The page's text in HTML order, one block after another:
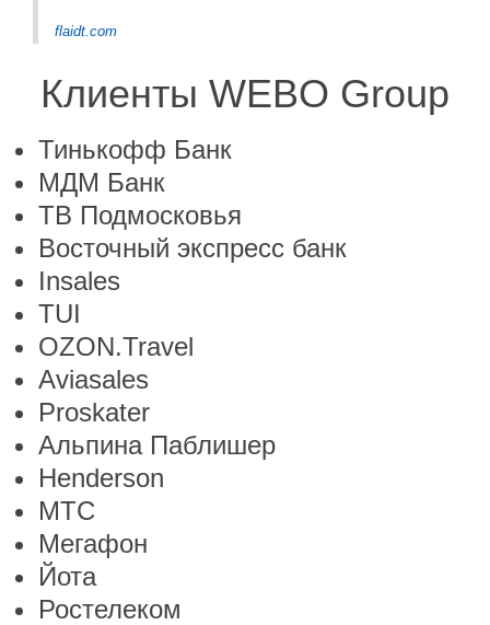
flaidt.com
Клиенты WEBO Group
Тинькофф Банк
МДМ Банк
ТВ Подмосковья
Восточный экспресс банк
Insales
TUI
OZON.Travel
Aviasales
Proskater
Альпина Паблишер
Henderson
МТС
Мегафон
Йота
Ростелеком